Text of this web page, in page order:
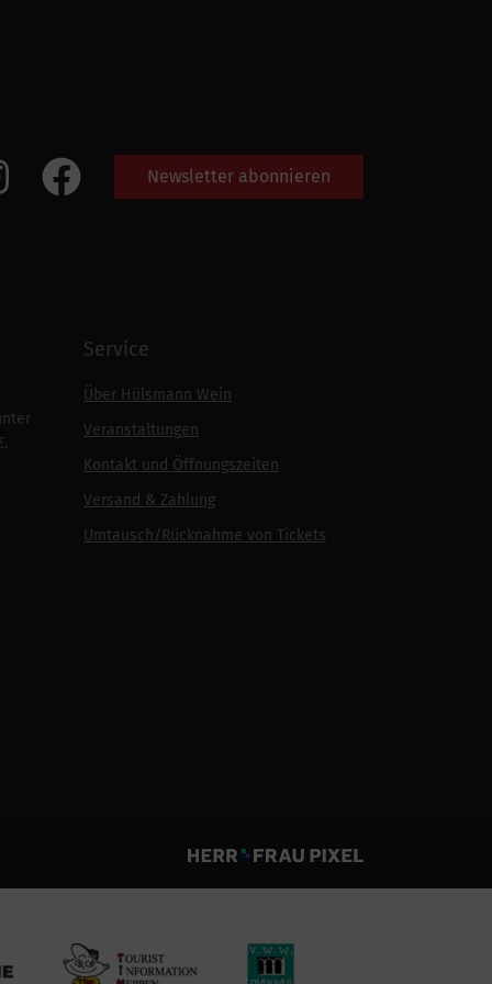
Newsletter abonnieren
Service
Über Hülsmann Wein
Veranstaltungen
Kontakt und Öffnungszeiten
Versand & Zahlung
Umtausch/Rücknahme von Tickets